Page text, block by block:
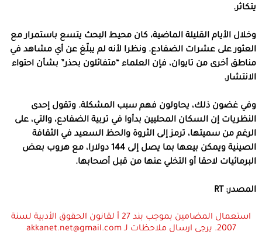
يتكاثر.
وخلال الأيام القليلة الماضية، كان محيط البحث يتسع باستمرار مع
العثور على عشرات الضفادع. ونظرا لأنه لم يبلّغ عن أي مشاهد في
مناطق أخرى من تايوان، فإن العلماء “متفائلون بحذر” بشأن احتواء
الانتشار.
وفي غضون ذلك، يحاولون فهم سبب المشكلة. وتقول إحدى
النظريات إن السكان المحليين بدأوا في تربية الضفادع، والتي، على
الرغم من سميتها، ترمز إلى الثروة والحظ السعيد في الثقافة
الصينية ويمكن بيعها بما يصل إلى 144 دولارا، مع هروب بعض
البرمائيات لاحقا أو التخلي عنها من قبل أصحابها.
المصدر: RT
استعمال المضامين بموجب بند 27 أ لقانون الحقوق الأدبية لسنة
2007. يرجى ارسال ملاحظات لـ akkanet.net@gmail.com